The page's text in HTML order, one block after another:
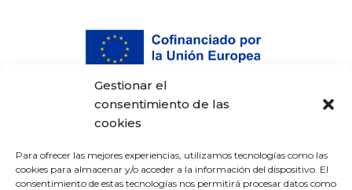
Gestionar el
consentimiento de las
cookies
Para ofrecer las mejores experiencias, utilizamos tecnologías como las
cookies para almacenar y/o acceder a la información del dispositivo. El
consentimiento de estas tecnologías nos permitirá procesar datos como